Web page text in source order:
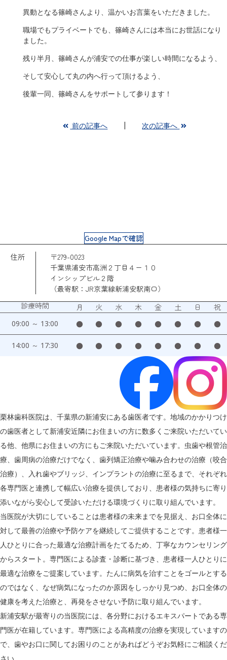
異動となる篠崎さんより、温かいお言葉をいただきました。
職場でもプライベートでも、篠崎さんには本当にお世話になり
ました。
残り半月、篠崎さんが浦安での仕事が楽しい時間になるよう、
そして安心して丸の内へ行って頂けるよう、
後輩一同、篠崎さんをサポートして参ります！
前の記事へ 次の記事へ
Google Mapで確認
住所
〒279-0023
千葉県浦安市高洲２丁目４ー１０
インシップビル２階
（最寄駅：JR京葉線新浦安駅南口）
診療時間
月 火 水 木 金 土 日 祝
09:00 ～ 13:00 ● ● ● ● ● ● ● ●
14:00 ～ 17:30 ● ● ● ● ● ● ● ●
栗林歯科医院は、千葉県の新浦安にある歯医者です。地域のかかりつけ
の歯医者として新浦安近隣にお住まいの方に数多くご来院いただいてい
る他、他県にお住まいの方にもご来院いただいています。虫歯や根管治
療、歯周病の治療だけでなく、歯列矯正治療や噛み合わせの治療（咬合
治療）、入れ歯やブリッジ、インプラントの治療に至るまで、それぞれ
各専門医と連携して幅広い治療を提供しており、患者様の気持ちに寄り
添いながら安心して受診いただける環境づくりに取り組んでいます。
当医院が大切にしていることは患者様の未来までを見据え、お口全体に
対して最善の治療や予防ケアを継続してご提供することです。患者様一
人ひとりに合った最適な治療計画をたてるため、丁寧なカウンセリング
からスタート。専門医による診査・診断に基づき、患者様一人ひとりに
最適な治療をご提案しています。たんに病気を治すことをゴールとする
のではなく、なぜ病気になったのか原因をしっかり見つめ、お口全体の
健康を考えた治療と、再発をさせない予防に取り組んでいます。
新浦安駅が最寄りの当医院には、各分野におけるエキスパートである専
門医が在籍しています。専門医による高精度の治療を実現していますの
で、歯やお口に関してお困りのことがあればどうぞお気軽にご相談くだ